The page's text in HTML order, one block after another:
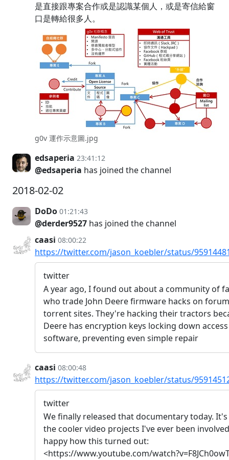
是直接跟專案合作或是認識某個人，或是寄信給窗
口是轉給很多人。
g0v 運作示意圖.jpg
edsaperia 23:41:12
@edsaperia has joined the channel
2018-02-02
DoDo 01:21:43
@derder9527 has joined the channel
caasi 08:00:22
https://twitter.com/jason_koebler/status/
twitter
A year ago, I found out about a community of
who trade John Deere firmware hacks on
torrent sites. They're hacking their tractors
Deere has encryption keys locking down
software, preventing even simple repair
caasi 08:00:48
https://twitter.com/jason_koebler/status/
twitter
We finally released that documentary today.
the cooler video projects I've ever been
happy how this turned out:
<https://www.youtube.com/